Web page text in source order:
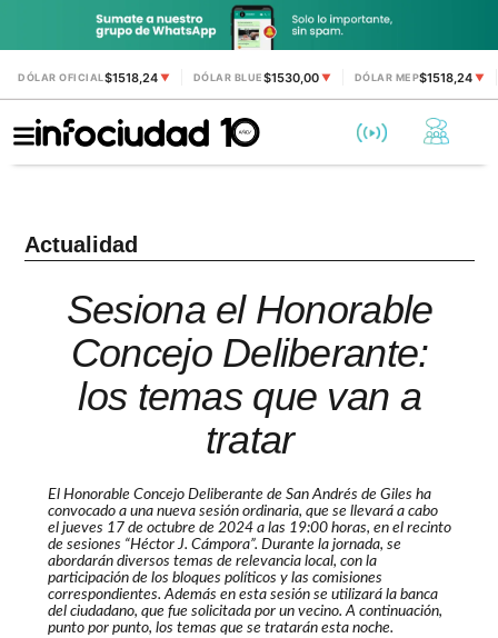
DÓLAR OFICIAL$1518,24 ▼ DÓLAR BLUE$1530,00 ▼ DÓLAR MEP$1518,24▼
Actualidad
Sesiona el Honorable
Concejo Deliberante:
los temas que van a
tratar
El Honorable Concejo Deliberante de San Andrés de Giles ha
convocado a una nueva sesión ordinaria, que se llevará a cabo
el jueves 17 de octubre de 2024 a las 19:00 horas, en el recinto
de sesiones “Héctor J. Cámpora”. Durante la jornada, se
abordarán diversos temas de relevancia local, con la
participación de los bloques políticos y las comisiones
correspondientes. Además en esta sesión se utilizará la banca
del ciudadano, que fue solicitada por un vecino. A continuación,
punto por punto, los temas que se tratarán esta noche.